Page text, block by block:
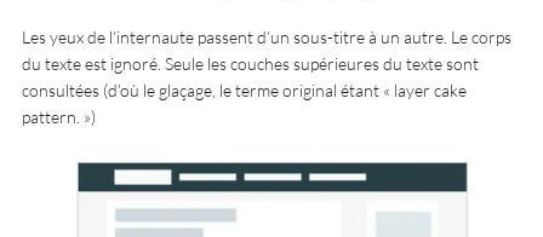
Les yeux de l’internaute passent d’un sous-titre à un autre. Le corps
du texte est ignoré. Seule les couches supérieures du texte sont
consultées (d’où le glaçage, le terme original étant « layer cake
pattern. »)